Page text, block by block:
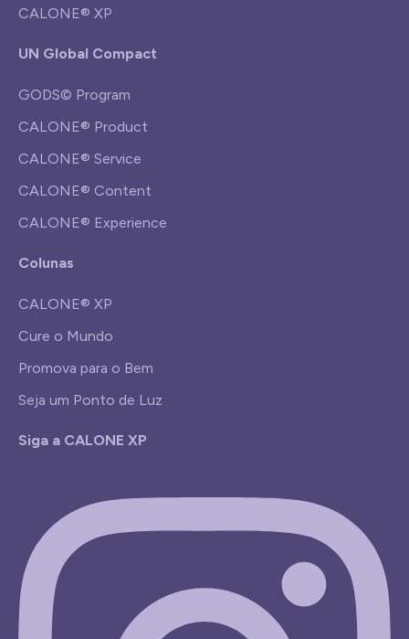
CALONE® XP
UN Global Compact
GODS© Program
CALONE® Product
CALONE® Service
CALONE® Content
CALONE® Experience
Colunas
CALONE® XP
Cure o Mundo
Promova para o Bem
Seja um Ponto de Luz
Siga a CALONE XP